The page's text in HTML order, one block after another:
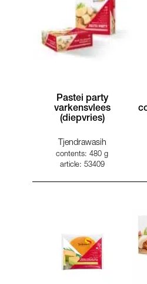
Pastei party
varkensvlees
(diepvries)
Tjendrawasih
contents: 480 g
article: 53409